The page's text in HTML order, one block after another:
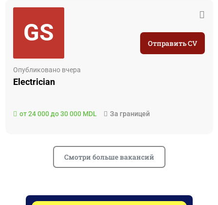
GS
Опубликовано вчера
Electrician
от 24 000 до 30 000 MDL За границей
Отправить CV
Смотри больше вакансий